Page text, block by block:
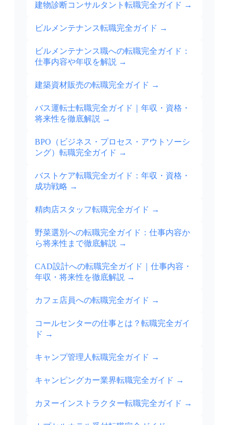
建物診断コンサルタント転職完全ガイド →
ビルメンテナンス転職完全ガイド →
ビルメンテナンス職への転職完全ガイド：
仕事内容や年収を解説 →
建築資材販売の転職完全ガイド →
バス運転士転職完全ガイド｜年収・資格・
将来性を徹底解説 →
BPO（ビジネス・プロセス・アウトソーシ
ング）転職完全ガイド →
バストケア転職完全ガイド：年収・資格・
成功戦略 →
精肉店スタッフ転職完全ガイド →
野菜選別への転職完全ガイド：仕事内容か
ら将来性まで徹底解説 →
CAD設計への転職完全ガイド｜仕事内容・
年収・将来性を徹底解説 →
カフェ店員への転職完全ガイド →
コールセンターの仕事とは？転職完全ガイ
ド →
キャンプ管理人転職完全ガイド →
キャンピングカー業界転職完全ガイド →
カヌーインストラクター転職完全ガイド →